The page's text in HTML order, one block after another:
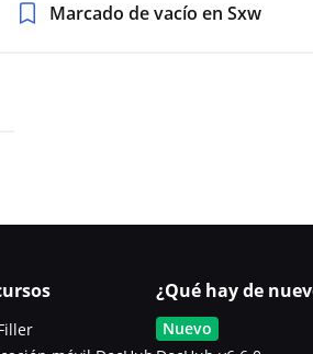
Marcado de vacío en Sxw
¿Qué hay de
Nuevo